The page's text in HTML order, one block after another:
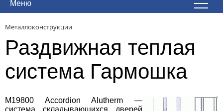
Меню
Металлоконструкции
Раздвижная теплая
система Гармошка
M19800 Accordion Alutherm —
система складывающихся дверей